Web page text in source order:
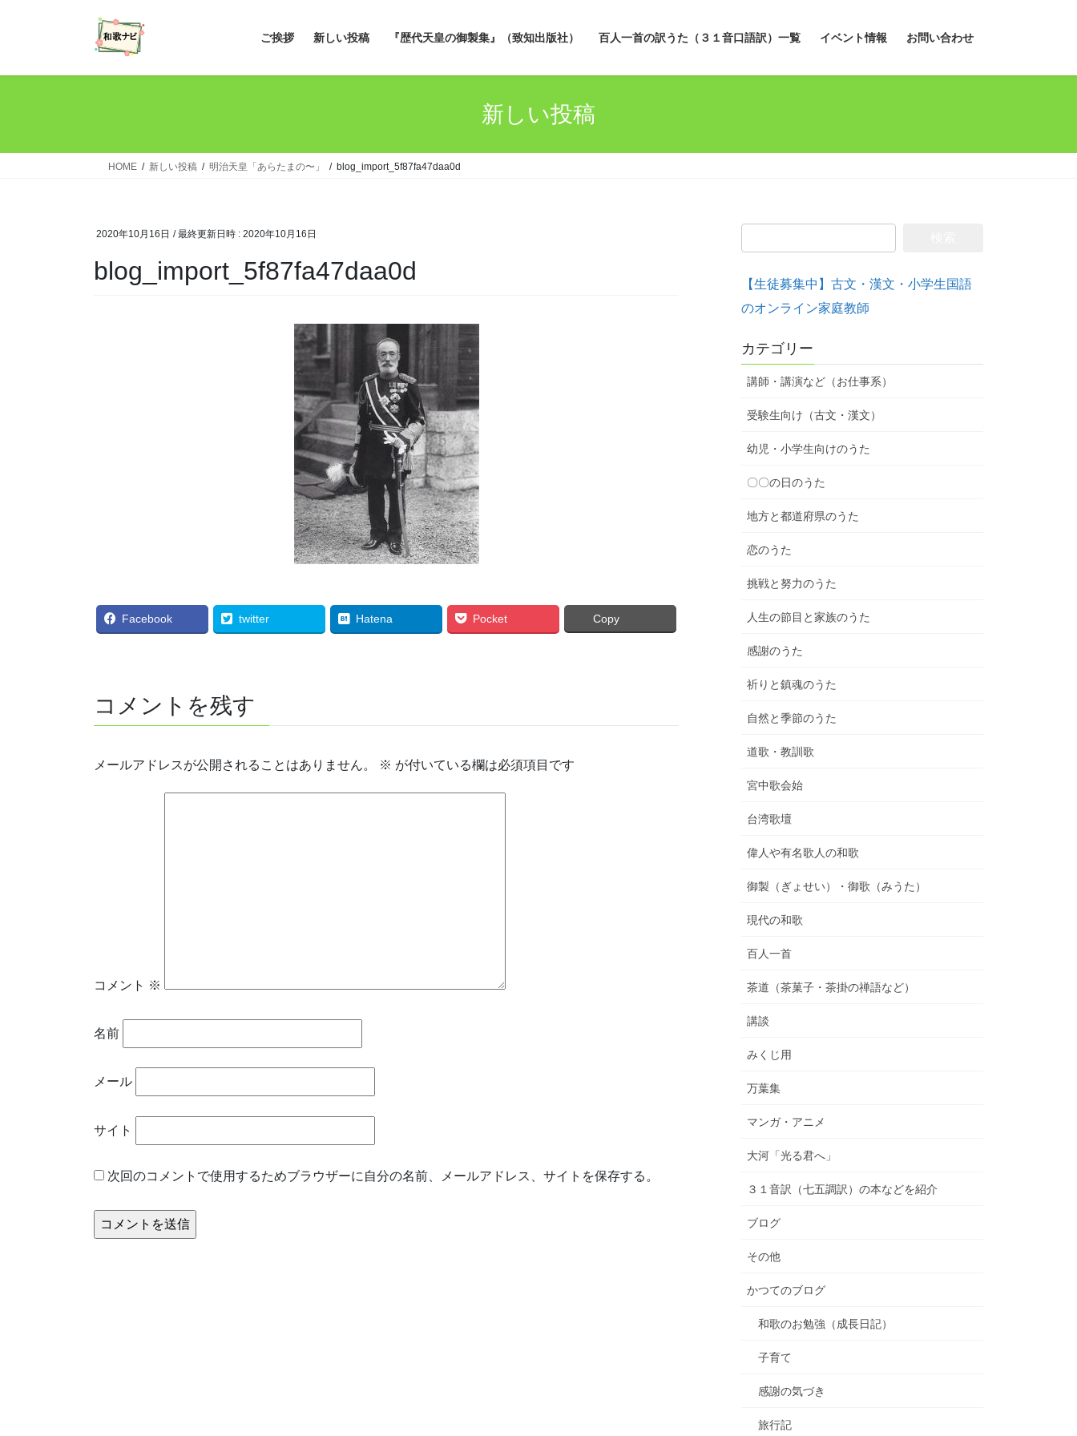
ご挨拶 新しい投稿 『歴代天皇の御製集』（致知出版社） 百人一首の訳うた（３１音口語訳）一覧 イベント情報 お問い合わせ
新しい投稿
HOME 新しい投稿 明治天皇「あらたまの〜」 blog_import_5f87fa47daa0d
2020年10月16日 / 最終更新日時 : 2020年10月16日
blog_import_5f87fa47daa0d
Facebook twitter Hatena Pocket Copy
コメントを残す
メールアドレスが公開されることはありません。 ※ が付いている欄は必須項目です
コメント ※
名前
メール
サイト
次回のコメントで使用するためブラウザーに自分の名前、メールアドレス、サイトを保存する。
索:
【生徒募集中】古文・漢文・小学生国語
のオンライン家庭教師
カテゴリー
講師・講演など（お仕事系）
受験生向け（古文・漢文）
幼児・小学生向けのうた
〇〇の日のうた
地方と都道府県のうた
恋のうた
挑戦と努力のうた
人生の節目と家族のうた
感謝のうた
祈りと鎮魂のうた
自然と季節のうた
道歌・教訓歌
宮中歌会始
台湾歌壇
偉人や有名歌人の和歌
御製（ぎょせい）・御歌（みうた）
現代の和歌
百人一首
茶道（茶菓子・茶掛の禅語など）
講談
みくじ用
万葉集
マンガ・アニメ
大河「光る君へ」
３１音訳（七五調訳）の本などを紹介
ブログ
その他
かつてのブログ
和歌のお勉強（成長日記）
子育て
感謝の気づき
旅行記